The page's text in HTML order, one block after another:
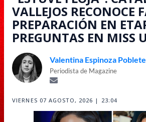
VALLEJOS RECONOCE
PREPARACIÓN EN
PREGUNTAS EN MISS
Valentina Espinoza Poblete
Periodista de Magazine
VIERNES 07 AGOSTO, 2026 | 23:04